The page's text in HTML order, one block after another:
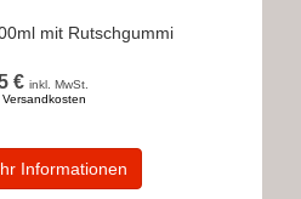
mit Rutschgummi
€ inkl. MwSt.
Versandkosten
Informationen